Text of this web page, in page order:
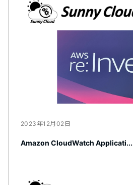
2023年12月02日
Amazon CloudWatch Applicati...